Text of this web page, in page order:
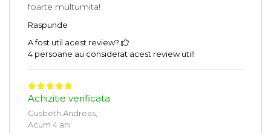
foarte multumita!
Raspunde
A fost util acest review?
4 persoane au considerat acest review util!
Achizitie verificata
Gusbeth Andreas,
Acum 4 ani